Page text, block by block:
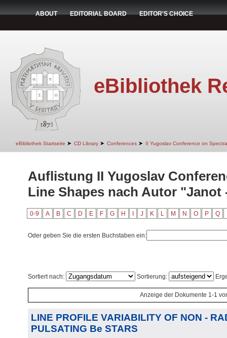
ABOUT EDITORIAL BOARD EDITOR'S CHOICE
eBibliothek
eBibliothek Startseite ➤ CD Library ➤ Conferences ➤ II Yugoslav Conference on
Auflistung II Yugoslav
Line Shapes nach Autor "Janot
0-9 A B C D E F G H J K L M N O P Q
Oder geben Sie die ersten Buchstaben ein:
Sortiert nach: Sortierung:
Anzeige der Dokumente 1-1
LINE PROFILE VARIABILITY OF NON -
PULSATING Be STARS